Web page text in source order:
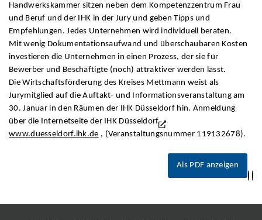
Handwerkskammer sitzen neben dem Kompetenzzentrum Frau
und Beruf und der IHK in der Jury und geben Tipps und
Empfehlungen. Jedes Unternehmen wird individuell beraten.
Mit wenig Dokumentationsaufwand und überschaubaren Kosten
investieren die Unternehmen in einen Prozess, der sie für
Bewerber und Beschäftigte (noch) attraktiver werden lässt.
Die Wirtschaftsförderung des Kreises Mettmann weist als
Jurymitglied auf die Auftakt- und Informationsveranstaltung am
30. Januar in den Räumen der IHK Düsseldorf hin. Anmeldung
über die Internetseite der IHK Düsseldorf
www.duesseldorf.ihk.de , (Veranstaltungsnummer 119132678).
Als PDF anzeigen